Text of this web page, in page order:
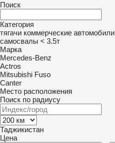
Поиск
Категория
тягачи коммерческие автомобили
самосвалы < 3.5т
Марка
Mercedes-Benz
Actros
Mitsubishi Fuso
Canter
Место расположения
Поиск по радиусу
Таджикистан
Цена